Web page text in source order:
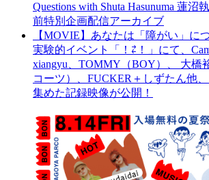
Questions with Shuta Hasunuma 蓮沼
前特別企画配信アーカイブ
【MOVIE】あなたは「障がい」に
実験的イベント「！⇄！」にて、
xiangyu、TOMMY（BOY）、 大橋
コーツ）、FUCKER＋しずたん他
集めた記録映像が公開！